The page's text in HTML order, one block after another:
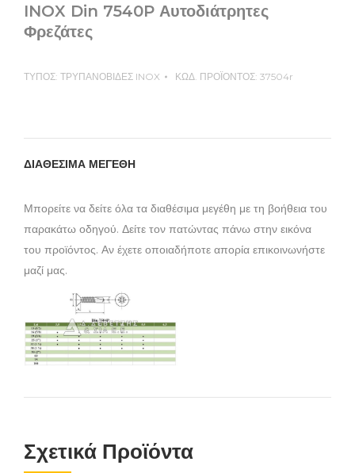
INOX Din 7540P Αυτοδιάτρητες
Φρεζάτες
ΤΥΠΟΣ: ΤΡΥΠΑΝΟΒΙΔΕΣ INOX ΚΩΔ. ΠΡΟΪΟΝΤΟΣ: 37504r
ΔΙΑΘΕΣΙΜΑ ΜΕΓΕΘΗ
Μπορείτε να δείτε όλα τα διαθέσιμα μεγέθη με τη βοήθεια του
παρακάτω οδηγού. Δείτε τον πατώντας πάνω στην εικόνα
του προϊόντος. Αν έχετε οποιαδήποτε απορία επικοινωνήστε
μαζί μας.
Σχετικά Προϊόντα